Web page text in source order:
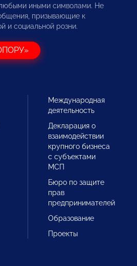
иными символами. Не
призывающие к
и социальной розни.
Международная
деятельность
Декларация о
взаимодействии
крупного бизнеса
с субъектами
МСП
Бюро по защите
прав
предпринимателей
Образование
Проекты